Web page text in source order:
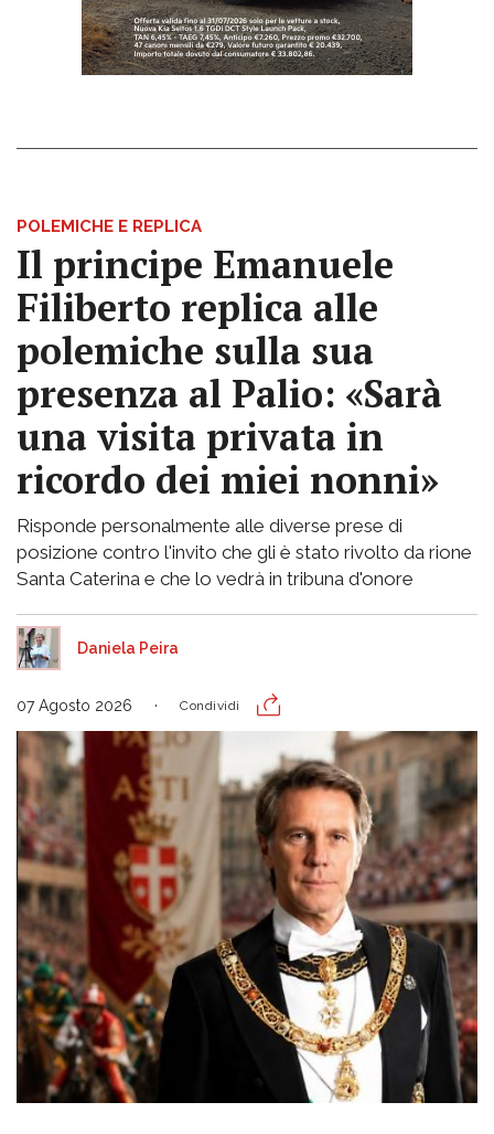
POLEMICHE E REPLICA
Il principe Emanuele
Filiberto replica alle
polemiche sulla sua
presenza al Palio: «Sarà
una visita privata in
ricordo dei miei nonni»
Risponde personalmente alle diverse prese di
posizione contro l'invito che gli è stato rivolto da rione
Santa Caterina e che lo vedrà in tribuna d'onore
Daniela Peira
07 Agosto 2026 Condividi